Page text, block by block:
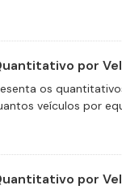
por
os
veículos por
por